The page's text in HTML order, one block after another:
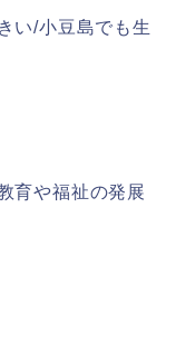
い/小豆島でも生
育や福祉の発展